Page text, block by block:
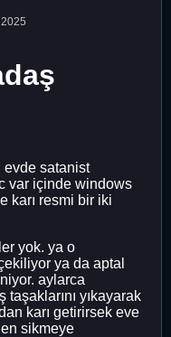
2025
evde satanist
var içinde windows
karı resmi bir iki
yok. ya o
ya da aptal
aylarca
yıkayarak
karı getirirsek eve
sikmeye